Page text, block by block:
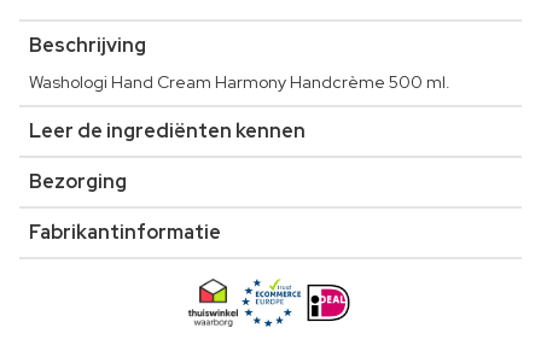
Beschrijving
Washologi Hand Cream Harmony Handcrème 500 ml.
Leer de ingrediënten kennen
Bezorging
Fabrikantinformatie